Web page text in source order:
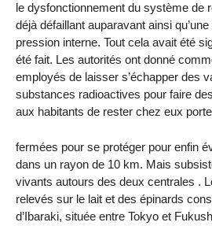
le dysfonctionnement du système de
déjà défaillant auparavant ainsi
pression interne. Tout cela avait été
été fait. Les autorités ont donné
employés de laisser s’échapper des
substances radioactives pour faire
aux habitants de rester chez eux
fermées pour se protéger pour enfin
dans un rayon de 10 km. Mais
vivants autours des deux centrales .
relevés sur le lait et des épinards
d’Ibaraki, située entre Tokyo et